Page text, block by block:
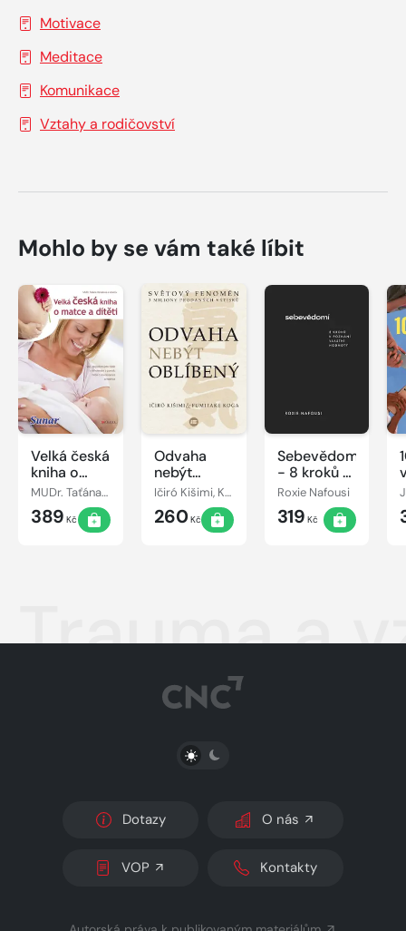
Motivace
Meditace
Komunikace
Vztahy a rodičovství
Mohlo by se vám také líbit
Velká česká
kniha o
matce a
dítěti
MUDr. Taťána Hanáková
389 Kč
Odvaha
nebýt
oblíbený
Ičiró Kišimi, Koga Fumitake
260Kč
Sebevědomí
- 8 kroků k
poznání
vlastní
hodnoty
Roxie Nafousi
319 Kč
Trauma a
PŘEPNOUT SVĚTLÝ/TMAVÝ REŽIM
Dotazy O nás
VOP Kontakty